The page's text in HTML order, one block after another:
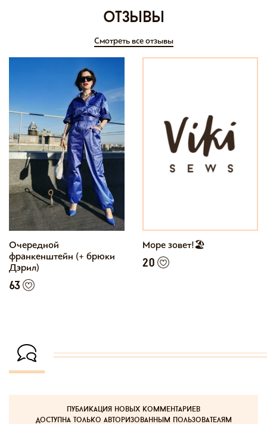
отзывы
Смотреть все отзывы
Очередной
франкенштейн (+ брюки
Дэрил)
63
Море зовет!🏖
20
публикация новых комментариев
доступна только авторизованным пользователям